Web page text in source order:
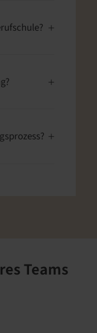
Teams